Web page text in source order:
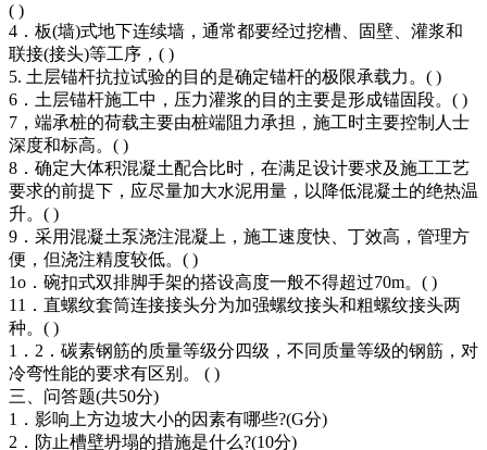
( )
4．板(墙)式地下连续墙，通常都要经过挖槽、固壁、灌浆和
联接(接头)等工序，( )
5. 土层锚杆抗拉试验的目的是确定锚杆的极限承载力。( )
6．土层锚杆施工中，压力灌浆的目的主要是形成锚固段。( )
7，端承桩的荷载主要由桩端阻力承担，施工时主要控制人士
深度和标高。( )
8．确定大体积混凝土配合比时，在满足设计要求及施工工艺
要求的前提下，应尽量加大水泥用量，以降低混凝土的绝热温
升。( )
9．采用混凝土泵浇注混凝上，施工速度快、丁效高，管理方
便，但浇注精度较低。( )
1o．碗扣式双排脚手架的搭设高度一般不得超过70m。( )
11．直螺纹套筒连接接头分为加强螺纹接头和粗螺纹接头两
种。( )
1．2．碳素钢筋的质量等级分四级，不同质量等级的钢筋，对
冷弯性能的要求有区别。 ( )
三、问答题(共50分)
1．影响上方边坡大小的因素有哪些?(G分)
2．防止槽壁坍塌的措施是什么?(10分)